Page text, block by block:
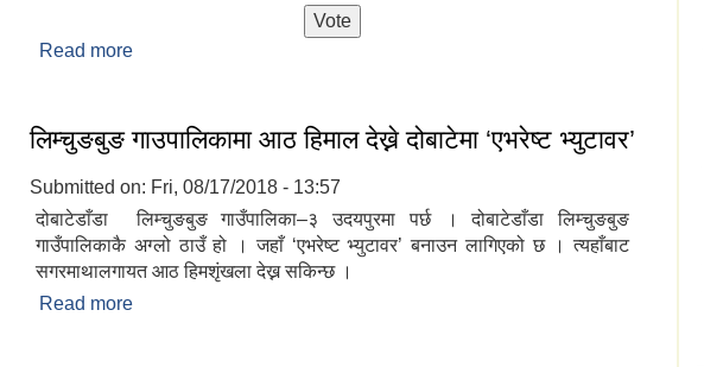
Read more
लिम्चुङबुङ गाउपालिकामा आठ हिमाल देख्ने दोबाटेमा ‘एभरेष्ट भ्युटावर’
Submitted on: Fri, 08/17/2018 - 13:57
दोबाटेडाँडा लिम्चुङबुङ गाउँपालिका–३ उदयपुरमा पर्छ । दोबाटेडाँडा लिम्चुङबुङ
गाउँपालिकाकै अग्लो ठाउँ हो । जहाँ ‘एभरेष्ट भ्युटावर’ बनाउन लागिएको छ । त्यहाँबाट
सगरमाथालगायत आठ हिमशृंखला देख्न सकिन्छ ।
Read more